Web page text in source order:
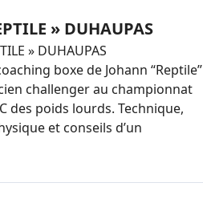
» DUHAUPAS
» DUHAUPAS
boxe de Johann “Reptile”
challenger au championnat
des poids lourds. Technique,
et conseils d’un